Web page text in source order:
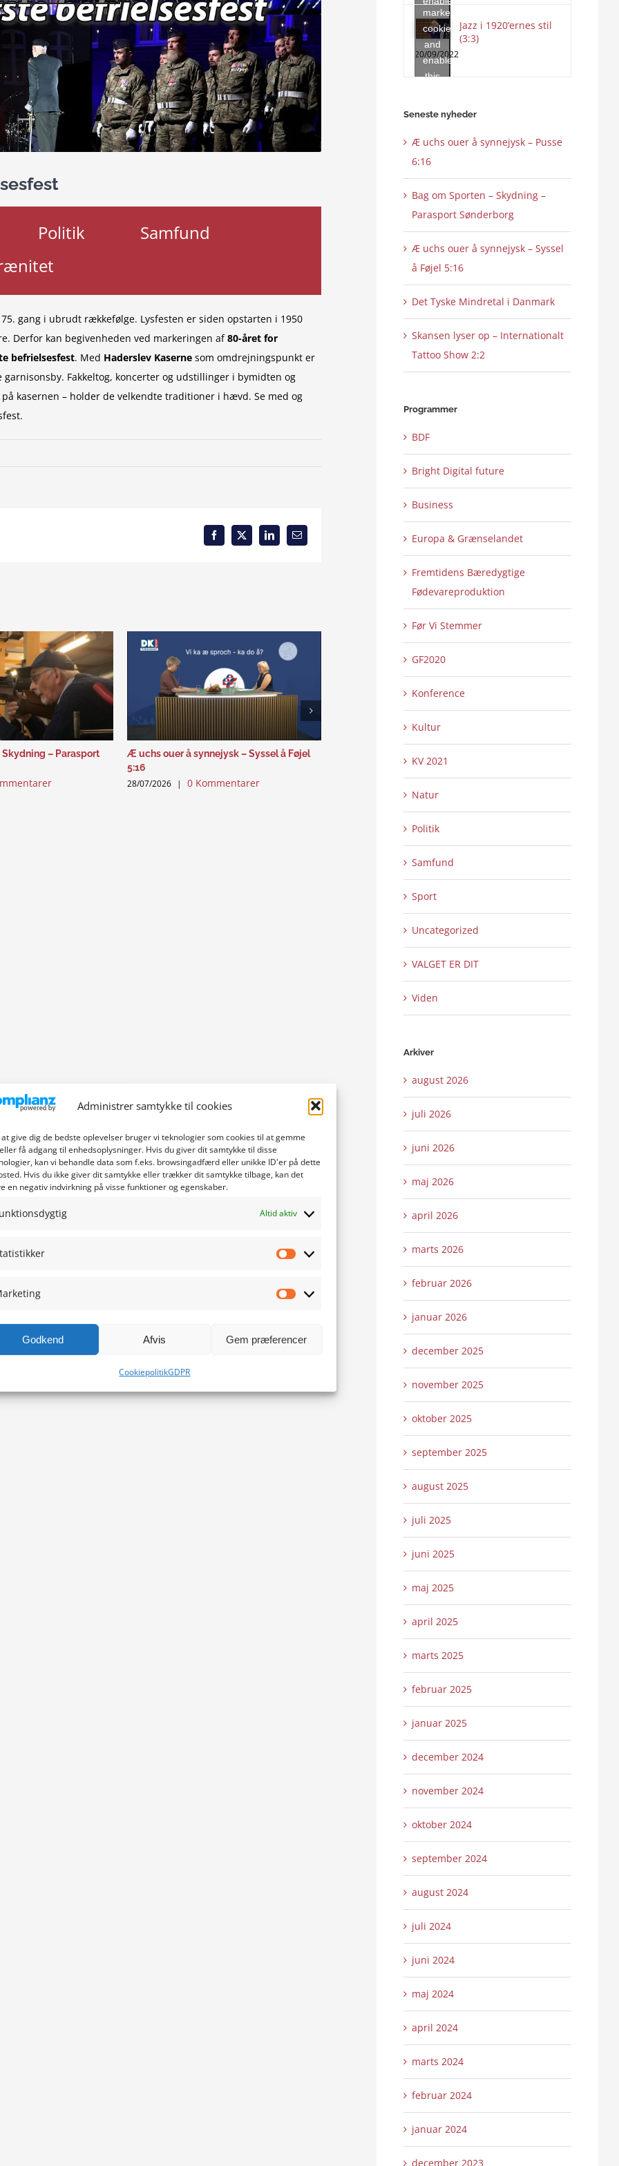
Administrer samtykke til cookies
at give dig de bedste oplevelser bruger vi teknologier som cookies til at gemme
få adgang til enhedsoplysninger. Hvis du giver dit samtykke til disse
kan vi behandle data som f.eks. browsingadfærd eller unikke ID'er på dette
Hvis du ikke giver dit samtykke eller trækker dit samtykke tilbage, kan det
en negativ indvirkning på visse funktioner og egenskaber.
Altid aktiv
Godkend Afvis Gem præferencer
CookiepolitikGDPR
Politik
Samfund
gang i ubrudt rækkefølge. Lysfesten er siden opstarten i 1950
Derfor kan begivenheden ved markeringen af80-året for
befrielsesfest. Med Haderslev Kaserne som omdrejningspunkt er
Fakkeltog, koncerter og udstillinger i bymidten og
kasernen – holder de velkendte traditioner i hævd. Se med og
Facebook
X LinkedInEmail
– Parasport
Æ uchs ouer å synnejysk – Syssel å Føjel
5:16
28/07/2026 | 0 Kommentarer
this
content
marketing
cookies
and
enable
this
Jazz i 1920’ernes stil
(3:3)
20/09/2022
Seneste nyheder
Æ uchs ouer å synnejysk – Pusse
6:16
Bag om Sporten – Skydning –
Parasport Sønderborg
Æ uchs ouer å synnejysk – Syssel
å Føjel 5:16
Det Tyske Mindretal i Danmark
Skansen lyser op – Internationalt
Tattoo Show 2:2
Programmer
BDF
Bright Digital future
Business
Europa & Grænselandet
Fremtidens Bæredygtige
Fødevareproduktion
Før Vi Stemmer
GF2020
Konference
Kultur
KV 2021
Natur
Politik
Samfund
Sport
Uncategorized
VALGET ER DIT
Viden
Arkiver
august 2026
juli 2026
juni 2026
maj 2026
april 2026
marts 2026
februar 2026
januar 2026
december 2025
november 2025
oktober 2025
september 2025
august 2025
juli 2025
juni 2025
maj 2025
april 2025
marts 2025
februar 2025
januar 2025
december 2024
november 2024
oktober 2024
september 2024
august 2024
juli 2024
juni 2024
maj 2024
april 2024
marts 2024
februar 2024
januar 2024
december 2023